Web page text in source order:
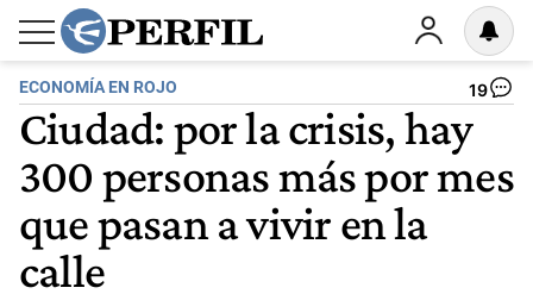
ECONOMÍA EN ROJO 19
Ciudad: por la crisis, hay
300 personas más por mes
que pasan a vivir en la
calle